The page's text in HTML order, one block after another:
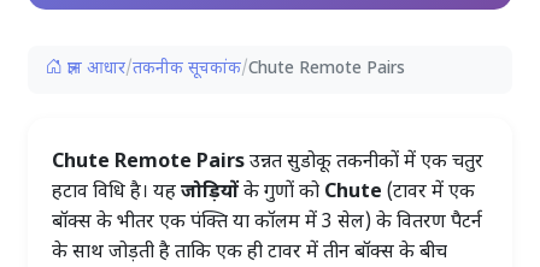
ज्ञान आधार/तकनीक सूचकांक/Chute Remote Pairs
Chute Remote Pairsउन्नत सुडोकू तकनीकों में एक चतुर
हटाव विधि है। यहजोड़ियोंके गुणों को Chute (टावर में एक
बॉक्स के भीतर एक पंक्ति या कॉलम में 3 सेल) के वितरण पैटर्न
के साथ जोड़ती है ताकि एक ही टावर में तीन बॉक्स के बीच